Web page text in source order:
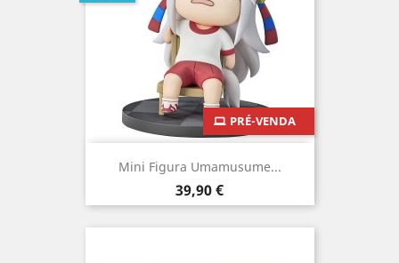
Mini Figura Umamusume...
Preço
39,90 €
PRÉ-VENDA